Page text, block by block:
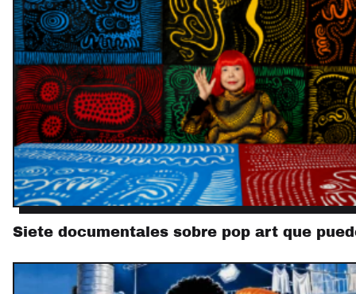
Siete documentales sobre pop art que